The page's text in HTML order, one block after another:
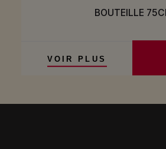
BOUTEILLE
VOIR PLUS